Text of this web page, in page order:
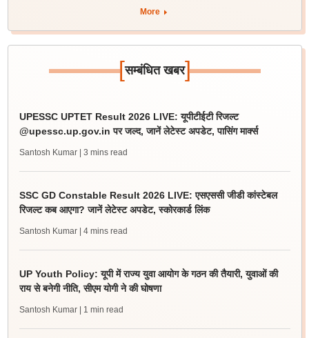
More
[सम्बंधित खबर]
UPESSC UPTET Result 2026 LIVE: यूपीटीईटी रिजल्ट
@upessc.up.gov.in पर जल्द, जानें लेटेस्ट अपडेट, पासिंग मार्क्स
Santosh Kumar | 3 mins read
SSC GD Constable Result 2026 LIVE: एसएससी जीडी कांस्टेबल
रिजल्ट कब आएगा? जानें लेटेस्ट अपडेट, स्कोरकार्ड लिंक
Santosh Kumar | 4 mins read
UP Youth Policy: यूपी में राज्य युवा आयोग के गठन की तैयारी, युवाओं की
राय से बनेगी नीति, सीएम योगी ने की घोषणा
Santosh Kumar | 1 min read